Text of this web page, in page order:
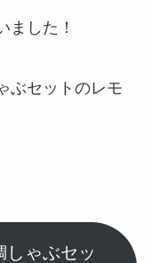
ました！
ぶセットのレモ
ゃぶセッ